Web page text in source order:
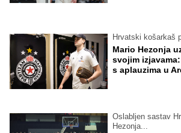
Hrvatski košarkaš
Mario Hezonja
svojim
s aplauzima u
Oslabljen sastav
Hezonja...